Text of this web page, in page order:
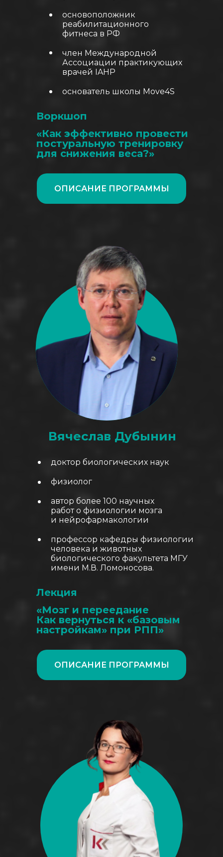
Вячеслав Дубынин
Воркшоп
Лекция
«Как эффективно провести
постуральную тренировку
для снижения веса?»
«Мозг и переедание
Как вернуться к «базовым
настройкам» при РПП»
доктор биологических наук
основоположник
реабилитационного
фитнеса в РФ
физиолог
член Международной
Ассоциации практикующих
врачей IAHP
автор более 100 научных
работ о физиологии мозга
и нейрофармакологии
профессор кафедры физиологии
человека и животных
биологического факультета МГУ
имени М.В. Ломоносова.
основатель школы Move4S
ОПИСАНИЕ ПРОГРАММЫ
ОПИСАНИЕ ПРОГРАММЫ